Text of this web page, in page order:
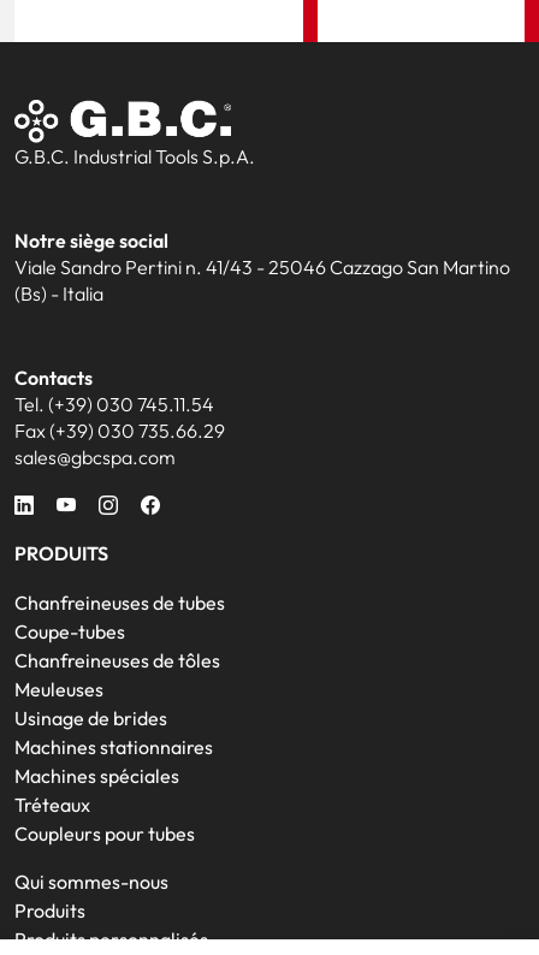
G.B.C. Industrial Tools S.p.A.
Notre siège social
Viale Sandro Pertini n. 41/43 - 25046 Cazzago San Martino
(Bs) - Italia
Contacts
Tel. (+39) 030 745.11.54
Fax (+39) 030 735.66.29
sales@gbcspa.com
PRODUITS
Chanfreineuses de tubes
Coupe-tubes
Chanfreineuses de tôles
Meuleuses
Usinage de brides
Machines stationnaires
Machines spéciales
Tréteaux
Coupleurs pour tubes
Qui sommes-nous
Produits
Produits personnalisés